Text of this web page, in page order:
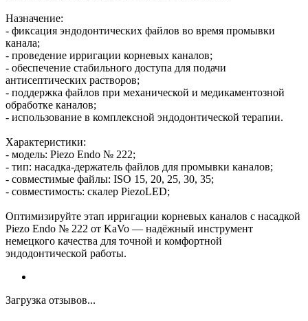
Назначение:
- фиксация эндодонтических файлов во время промывки
канала;
- проведение ирригации корневых каналов;
- обеспечение стабильного доступа для подачи
антисептических растворов;
- поддержка файлов при механической и медикаментозной
обработке каналов;
- использование в комплексной эндодонтической терапии.
Характеристики:
- модель: Piezo Endo № 222;
- тип: насадка‑держатель файлов для промывки каналов;
- совместимые файлы: ISO 15, 20, 25, 30, 35;
- совместимость: скалер PiezoLED;
Оптимизируйте этап ирригации корневых каналов с насадкой
Piezo Endo № 222 от KaVo — надёжный инструмент
немецкого качества для точной и комфортной
эндодонтической работы.
Загрузка отзывов...